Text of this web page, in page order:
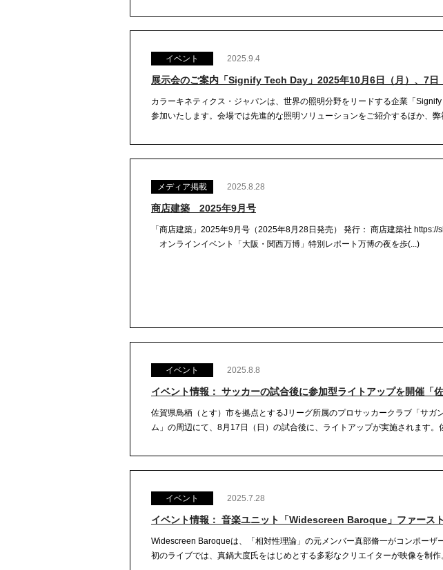
イベント 2025.9.4
展示会のご案内「Signify Tech Day」2025年10月6日（月）、7日
カラーキネティクス・ジャパンは、世界の照明分野をリードする企業「
参加いたします。会場では先進的な照明ソリューションをご紹介するほか、弊
メディア掲載 2025.8.28
商店建築 2025年9月号
「商店建築」2025年9月号（2025年8月28日発売） 発行： 商店建築社
オンラインイベント「大阪・関西万博」特別レポート万博の夜を歩(...)
イベント 2025.8.8
イベント情報： サッカーの試合後に参加型ライトアップを開催「
佐賀県鳥栖（とす）市を拠点とするJリーグ所属のプロサッカークラブ「サ
ム」の周辺にて、8月17日（日）の試合後に、ライトアップが実施されます。
イベント 2025.7.28
イベント情報： 音楽ユニット「Widescreen Baroque」ファース
Widescreen Baroqueは、「相対性理論」の元メンバー真部脩一がコンポーザ
初のライブでは、真鍋大度氏をはじめとする多彩なクリエイターが映像を制作